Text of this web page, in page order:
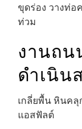
ขุดร่อง วางท่
ท่วม
งานถน
ดำเนิน
เกลี่ยพื้น หินคลุ
แอสฟัลต์